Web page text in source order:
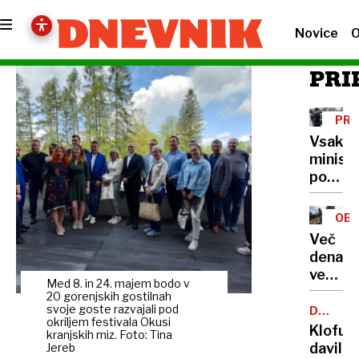
Novice
Med 8. in 24. majem bodo v
20 gorenjskih gostilnah
svoje goste razvajali pod
okriljem festivala Okusi
kranjskih miz. Foto: Tina
Jereb
Vsako
po
svoje:
od
najetih
do
za
rabo
Več
več
Kako
236
NASILJE
davil